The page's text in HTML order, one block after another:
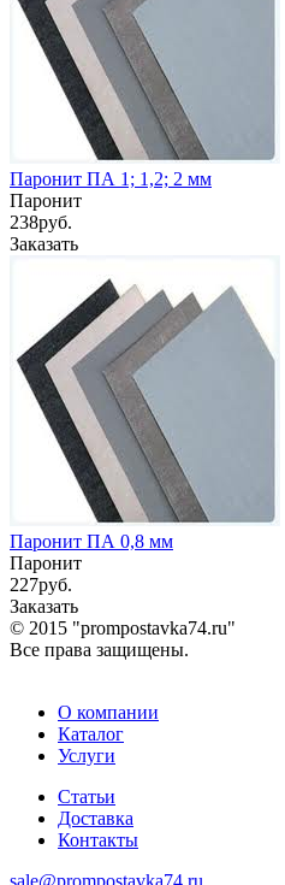
Паронит ПА 1; 1,2; 2 мм
Паронит
238руб.
Заказать
Паронит ПА 0,8 мм
Паронит
227руб.
Заказать
© 2015 "prompostavka74.ru"
Все права защищены.
О компании
Каталог
Услуги
Статьи
Доставка
Контакты
sale@prompostavka74.ru